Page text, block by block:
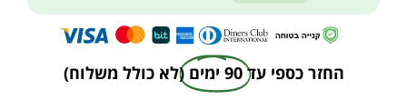
החזר כספי עד 90 ימים (לא כולל משלוח)